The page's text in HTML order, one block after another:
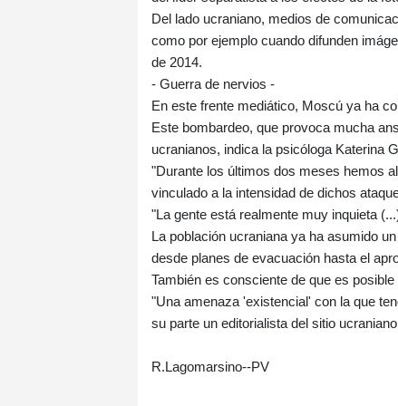
Del lado ucraniano, medios de
como por ejemplo cuando difunden
de 2014.
- Guerra de nervios -
En este frente mediático, Moscú ya ha
Este bombardeo, que provoca mucha
ucranianos, indica la psicóloga Katerina
"Durante los últimos dos meses hemos
vinculado a la intensidad de dichos
"La gente está realmente muy inquieta
La población ucraniana ya ha asumido
desde planes de evacuación hasta el
También es consciente de que es
"Una amenaza 'existencial' con la que
su parte un editorialista del sitio
R.Lagomarsino--PV